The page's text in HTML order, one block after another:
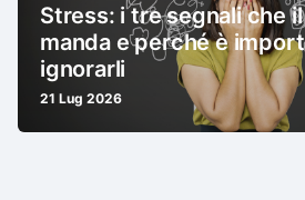
Stress: i tre segnali che
manda e perché è
ignorarli
21 Lug 2026